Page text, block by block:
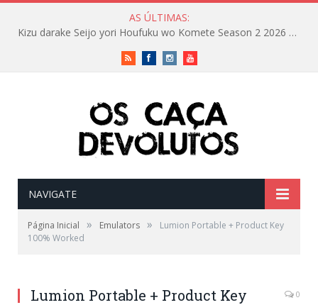
AS ÚLTIMAS:
Kizu darake Seijo yori Houfuku wo Komete Season 2 2026 CAMRip 4K Updated Audio QxR Verified T𝐨𝐫𝐫𝐞nt
RSS FacebookInstagramVimeo
NAVIGATE
Página Inicial » Emulators »
Lumion Portable + Product Key
100% Worked
Lumion Portable + Product Key
0